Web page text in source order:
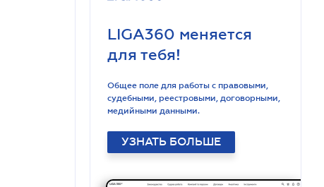
LIGA360 меняется
для тебя!
Общее поле для работы с правовыми,
судебными, реестровыми, договорными,
медийными данными.
УЗНАТЬ БОЛЬШЕ